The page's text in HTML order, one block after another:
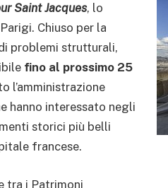
Saint Jacques, lo
Chiuso per la
problemi strutturali,
fino al prossimo 25
l’amministrazione
hanno interessato negli
storici più belli
francese.
tra i Patrimoni